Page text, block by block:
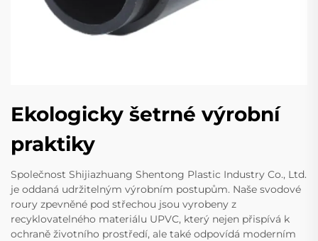
Ekologicky šetrné výrobní
praktiky
Společnost Shijiazhuang Shentong Plastic Industry Co., Ltd.
je oddaná udržitelným výrobním postupům. Naše svodové
roury zpevněné pod střechou jsou vyrobeny z
recyklovatelného materiálu UPVC, který nejen přispívá k
ochraně životního prostředí, ale také odpovídá moderním